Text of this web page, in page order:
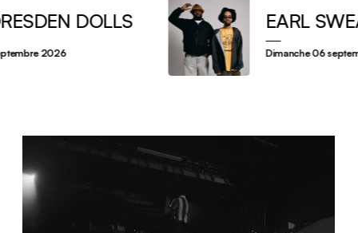
dimanche 06
EARL
septembre 2026
DOLLS